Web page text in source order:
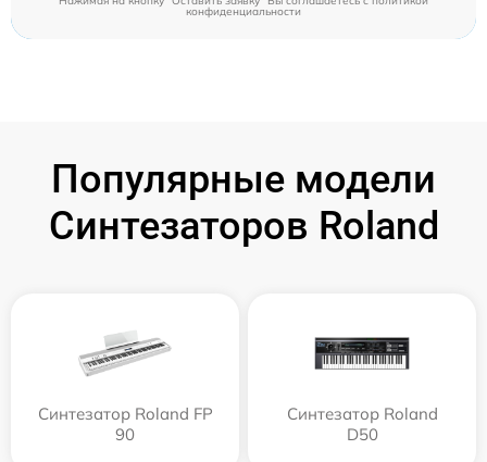
конфиденциальности
Популярные модели
Синтезаторов Roland
Синтезатор Roland FP
90
Синтезатор Roland
D50